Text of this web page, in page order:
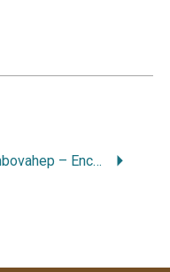
Embovahep – Enche!